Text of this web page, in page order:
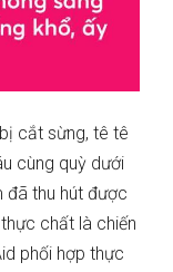
cắt sừng, tê tê
cùng quỳ dưới
đã thu hút được
chất là chiến
phối hợp thực